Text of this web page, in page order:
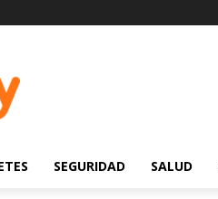
SEGURIDAD SALUD